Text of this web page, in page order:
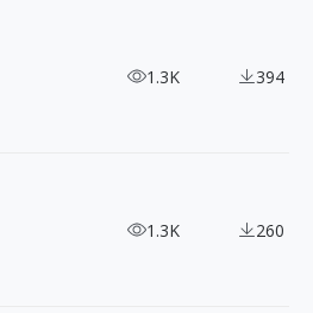
》角色美術圖 1.3K 394
前線》，收藏 433 款角色設計立繪
1.3K 260